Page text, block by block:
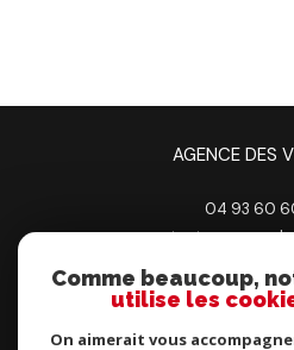
AGENCE DES
04 93 60
06530
Comme beaucoup,
utilise les
On aimerait vous